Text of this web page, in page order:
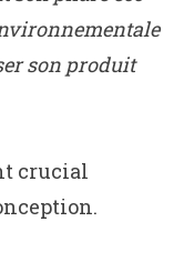
son produit
crucial